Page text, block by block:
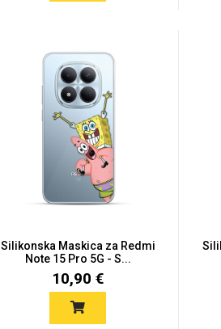
Silikonska Maskica za Redmi
Note 15 Pro 5G - S...
10,90 €